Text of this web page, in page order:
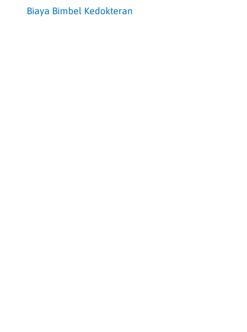
Biaya Bimbel Kedokteran